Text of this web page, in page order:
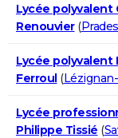
Lycée polyvalent
Renouvier(Prades
Lycée polyvalent
Ferroul(
Lycée
Philippe Tissié (